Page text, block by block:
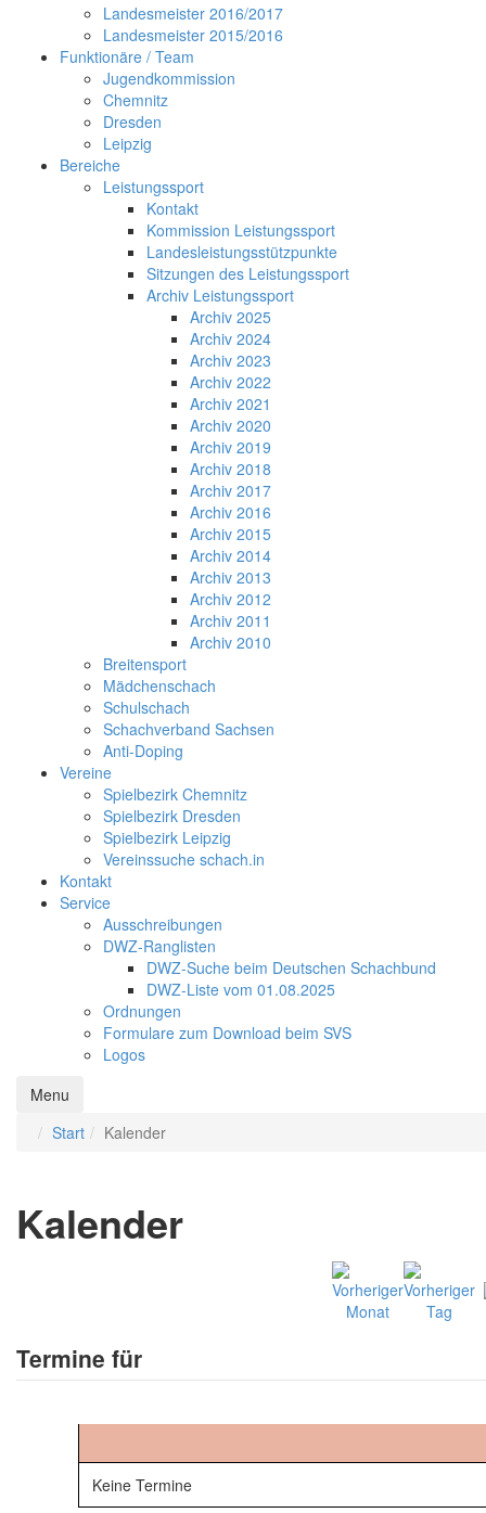
Landesmeister 2016/2017
Landesmeister 2015/2016
Funktionäre / Team
Jugendkommission
Chemnitz
Dresden
Leipzig
Bereiche
Leistungssport
Kontakt
Kommission Leistungssport
Landesleistungsstützpunkte
Sitzungen des Leistungssport
Archiv Leistungssport
Archiv 2025
Archiv 2024
Archiv 2023
Archiv 2022
Archiv 2021
Archiv 2020
Archiv 2019
Archiv 2018
Archiv 2017
Archiv 2016
Archiv 2015
Archiv 2014
Archiv 2013
Archiv 2012
Archiv 2011
Archiv 2010
Breitensport
Mädchenschach
Schulschach
Schachverband Sachsen
Anti-Doping
Vereine
Spielbezirk Chemnitz
Spielbezirk Dresden
Spielbezirk Leipzig
Vereinssuche schach.in
Kontakt
Service
Ausschreibungen
DWZ-Ranglisten
DWZ-Suche beim Deutschen Schachbund
DWZ-Liste vom 01.08.2025
Ordnungen
Formulare zum Download beim SVS
Logos
Menu
Start
Kalender
Kalender
Termine für
Keine Termine